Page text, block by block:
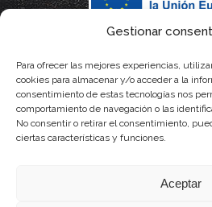
Gestionar
Para ofrecer las mejores experiencias,
cookies para almacenar y/o acceder a la
consentimiento de estas tecnologías nos
comportamiento de navegación o las
No consentir o retirar el consentimiento,
ciertas características y funciones.
Aceptar
La gestión de la DOP Lanzarote realizada por
con fondos provenientes del presupuesto